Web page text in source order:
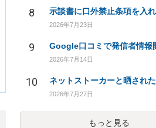
8
2026年7月23日
9
2026年7月14日
10 ネットストーカーと晒された
2026年7月27日
もっと見る